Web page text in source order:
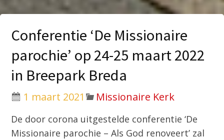
Conferentie ‘De Missionaire
parochie’ op 24-25 maart 2022
in Breepark Breda
1 maart 2021 Missionaire Kerk
De door corona uitgestelde conferentie ‘De
Missionaire parochie – Als God renoveert’ zal